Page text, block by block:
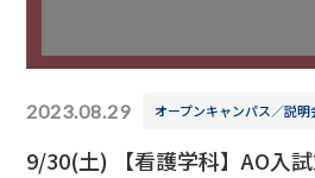
2023.08.29 オープンキャンパス／説明
9/30(土) 【看護学科】AO入